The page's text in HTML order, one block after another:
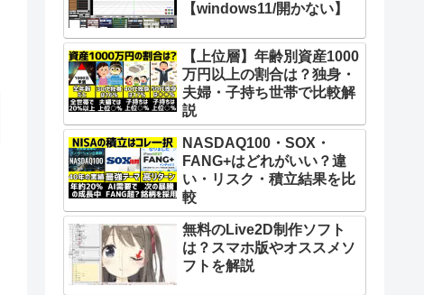
【windows11/開かない】
【上位層】年齢別資産1000
万円以上の割合は？独身・
夫婦・子持ち世帯で比較解
説
NASDAQ100・SOX・
FANG+はどれがいい？違
い・リスク・積立結果を比
較
無料のLive2D制作ソフト
は？スマホ版やオススメソ
フトを解説